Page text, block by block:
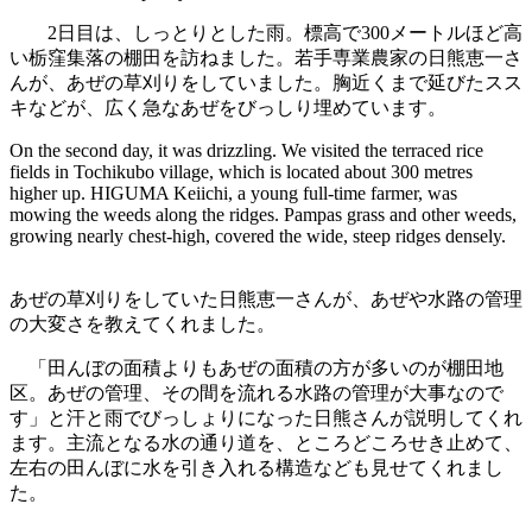
2日目は、しっとりとした雨。標高で300メートルほど高
い栃窪集落の棚田を訪ねました。若手専業農家の日熊恵一さ
んが、あぜの草刈りをしていました。胸近くまで延びたスス
キなどが、広く急なあぜをびっしり埋めています。
On the second day, it was drizzling. We visited the terraced rice
fields in Tochikubo village, which is located about 300 metres
higher up. HIGUMA Keiichi, a young full-time farmer, was
mowing the weeds along the ridges. Pampas grass and other weeds,
growing nearly chest-high, covered the wide, steep ridges densely.
あぜの草刈りをしていた日熊恵一さんが、あぜや水路の管理
の大変さを教えてくれました。
「田んぼの面積よりもあぜの面積の方が多いのが棚田地
区。あぜの管理、その間を流れる水路の管理が大事なので
す」と汗と雨でびっしょりになった日熊さんが説明してくれ
ます。主流となる水の通り道を、ところどころせき止めて、
左右の田んぼに水を引き入れる構造なども見せてくれまし
た。